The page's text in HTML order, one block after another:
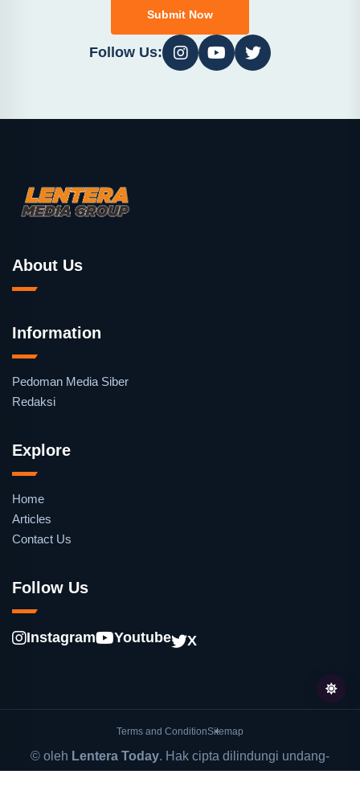
Submit Now
Follow Us:
About Us
Information
Pedoman Media Siber
Redaksi
Explore
Home
Articles
Contact Us
Follow Us
Instagram Youtube X
Terms and ConditionSitemap
© oleh Lentera Today. Hak cipta dilindungi undang-